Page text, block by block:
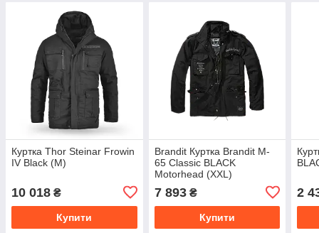
Куртка Thor Steinar Frowin
IV Black (M)
10 018 ₴
Купити
Brandit Куртка Brandit M-
65 Classic BLACK
Motorhead (XXL)
7 893₴
Купити
2